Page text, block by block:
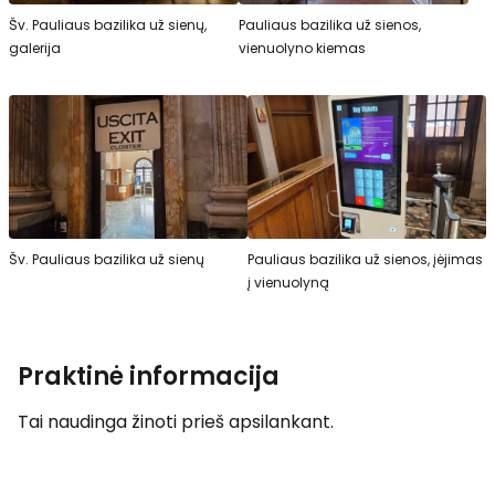
Šv. Pauliaus bazilika už sienų,
galerija
Pauliaus bazilika už sienos,
vienuolyno kiemas
Šv. Pauliaus bazilika už sienų
Pauliaus bazilika už sienos, įėjimas
į vienuolyną
Praktinė informacija
Tai naudinga žinoti prieš apsilankant.